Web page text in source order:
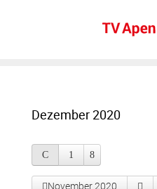
Dezember 2020
November 2020